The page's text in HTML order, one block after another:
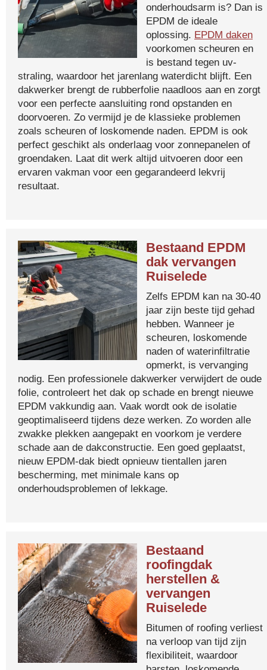
onderhoudsarm is? Dan is
EPDM de ideale
oplossing. EPDM daken
voorkomen scheuren en
is bestand tegen uv-
straling, waardoor het jarenlang waterdicht blijft. Een
dakwerker brengt de rubberfolie naadloos aan en zorgt
voor een perfecte aansluiting rond opstanden en
doorvoeren. Zo vermijd je de klassieke problemen
zoals scheuren of loskomende naden. EPDM is ook
perfect geschikt als onderlaag voor zonnepanelen of
groendaken. Laat dit werk altijd uitvoeren door een
ervaren vakman voor een gegarandeerd lekvrij
resultaat.
Bestaand EPDM
dak vervangen
Ruiselede
Zelfs EPDM kan na 30-40
jaar zijn beste tijd gehad
hebben. Wanneer je
scheuren, loskomende
naden of waterinfiltratie
opmerkt, is vervanging
nodig. Een professionele dakwerker verwijdert de oude
folie, controleert het dak op schade en brengt nieuwe
EPDM vakkundig aan. Vaak wordt ook de isolatie
geoptimaliseerd tijdens deze werken. Zo worden alle
zwakke plekken aangepakt en voorkom je verdere
schade aan de dakconstructie. Een goed geplaatst,
nieuw EPDM-dak biedt opnieuw tientallen jaren
bescherming, met minimale kans op
onderhoudsproblemen of lekkage.
Bestaand
roofingdak
herstellen &
vervangen
Ruiselede
Bitumen of roofing verliest
na verloop van tijd zijn
flexibiliteit, waardoor